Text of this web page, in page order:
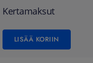
Kertamaksut
LISÄÄ KORIIN